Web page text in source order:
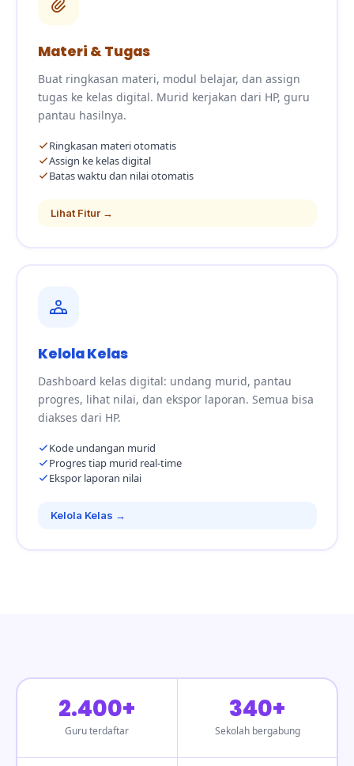
Materi & Tugas
Buat ringkasan materi, modul belajar, dan assign
tugas ke kelas digital. Murid kerjakan dari HP, guru
pantau hasilnya.
Ringkasan materi otomatis
Assign ke kelas digital
Batas waktu dan nilai otomatis
Lihat Fitur →
Kelola Kelas
Dashboard kelas digital: undang murid, pantau
progres, lihat nilai, dan ekspor laporan. Semua bisa
diakses dari HP.
Kode undangan murid
Progres tiap murid real-time
Ekspor laporan nilai
Kelola Kelas →
2.400+
Guru terdaftar
340+
Sekolah bergabung